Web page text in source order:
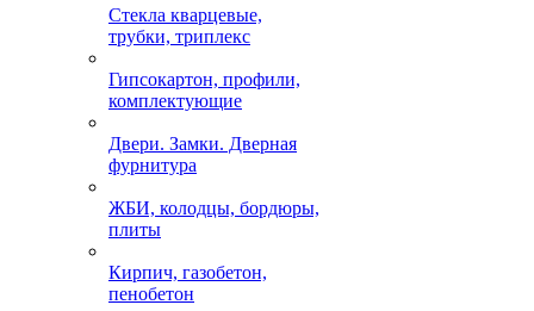
Стекла кварцевые,
трубки, триплекс
Гипсокартон, профили,
комплектующие
Двери. Замки. Дверная
фурнитура
ЖБИ, колодцы, бордюры,
плиты
Кирпич, газобетон,
пенобетон